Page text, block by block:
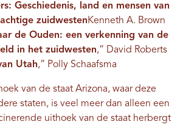
Geschiedenis, land en mensen van
zuidwestenKenneth A. Brown
de Ouden: een verkenning van de
in het zuidwesten,” David Roberts
Utah,” Polly Schaafsma
van de staat Arizona, waar deze
staten, is veel meer dan alleen een
uithoek van de staat herbergt